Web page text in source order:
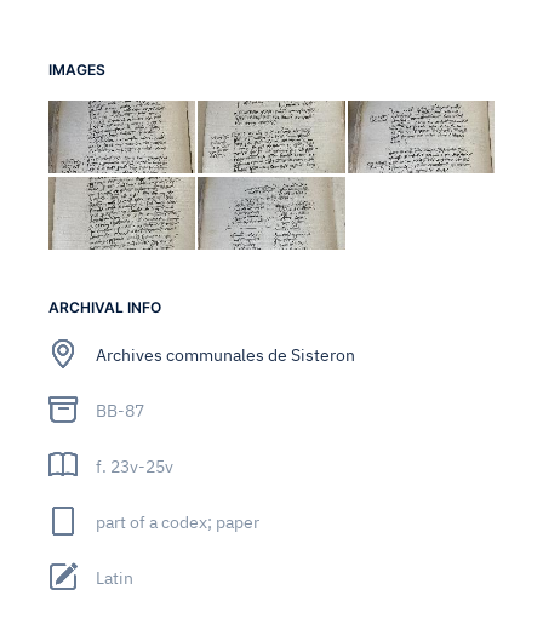
IMAGES
ARCHIVAL INFO
Archives communales de Sisteron
BB-87
f. 23v-25v
part of a codex; paper
Latin